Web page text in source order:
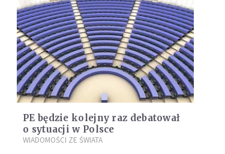
PE będzie kolejny raz debatował
o sytuacji w Polsce
WIADOMOŚCI ZE ŚWIATA